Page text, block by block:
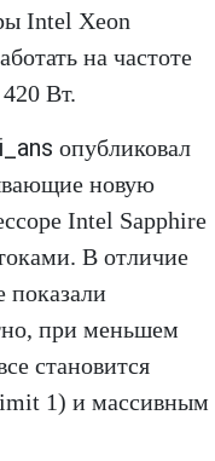
Intel Xeon
на частоте
Вт.
опубликовал
новую
Intel Sapphire
В отличие
показали
при меньшем
становится
1) и массивным